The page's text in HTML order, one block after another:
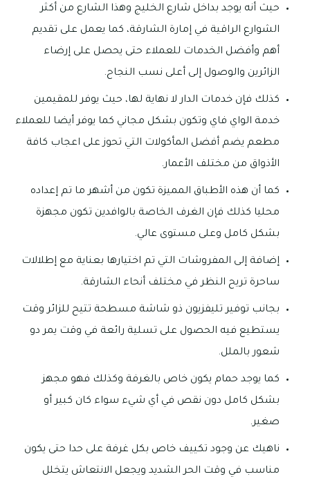
حيث أنه يوجد بداخل شارع الخليج وهذا الشارع من أكثر
الشوارع الراقية في إمارة الشارقة، كما يعمل على تقديم
أهم وأفضل الخدمات للعملاء حتى يحصل على إرضاء
الزائرين والوصول إلى أعلى نسب النجاح.
كذلك فإن خدمات الدار لا نهاية لها، حيث يوفر للمقيمين
خدمة الواي فاي وتكون بشكل مجاني كما يوفر أيضا للعملاء
مطعم يضم أفضل المأكولات التي تحوز على اعجاب كافة
الأذواق من مختلف الأعمار.
كما أن هذه الأطباق المميزة تكون من أشهر ما تم إعداده
محليا كذلك فإن الغرف الخاصة بالوافدين تكون مجهزة
بشكل كامل وعلى مستوى عالي.
إضافة إلى المفروشات التي تم اختيارها بعناية مع إطلالات
ساحرة تريح النظر في مختلف أنحاء الشارقة.
بجانب توفير تليفزيون ذو شاشة مسطحة تتيح للزائر وقت
يستطيع فيه الحصول على تسلية رائعة في وقت يمر دو
شعور بالملل.
كما يوجد حمام يكون خاص بالغرفة وكذلك فهو مجهز
بشكل كامل دون نقص في أي شيء سواء كان كبير أو
صغير.
ناهيك عن وجود تكييف خاص بكل غرفة على حدا حتى يكون
مناسب في وقت الحر الشديد ويجعل الانتعاش يتخلل